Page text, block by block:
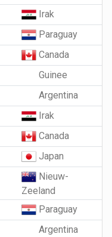
Irak
Paraguay
Canada
Guinee
Argentina
Irak
Canada
Japan
Nieuw-
Zeeland
Paraguay
Argentina